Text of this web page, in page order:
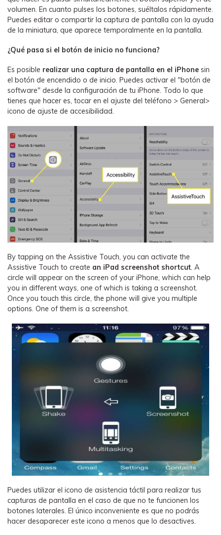
volumen. En cuanto pulses los botones, suéltalos rápidamente.
Puedes editar o compartir la captura de pantalla con la ayuda
de la miniatura, que aparece temporalmente en la pantalla.
¿Qué pasa si el botón de inicio no funciona?
Es posible realizar una captura de pantalla en el iPhone sin
el botón de encendido o de inicio. Puedes activar el "botón de
software" desde la configuración de tu iPhone. Todo lo que
tienes que hacer es, tocar en el ajuste del teléfono > General>
icono de ajuste de accesibilidad.
By tapping on the Assistive Touch, you can activate the
Assistive Touch to create an iPad screenshot shortcut. A
circle will appear on the screen of your iPhone, which can help
you in different ways, one of which is taking a screenshot.
Once you touch this circle, the phone will give you multiple
options. One of them is a screenshot.
Puedes utilizar el icono de asistencia táctil para realizar tus
capturas de pantalla en el caso de que no te funcionen los
botones laterales. El único inconveniente es que no podrás
hacer desaparecer este icono a menos que lo desactives.